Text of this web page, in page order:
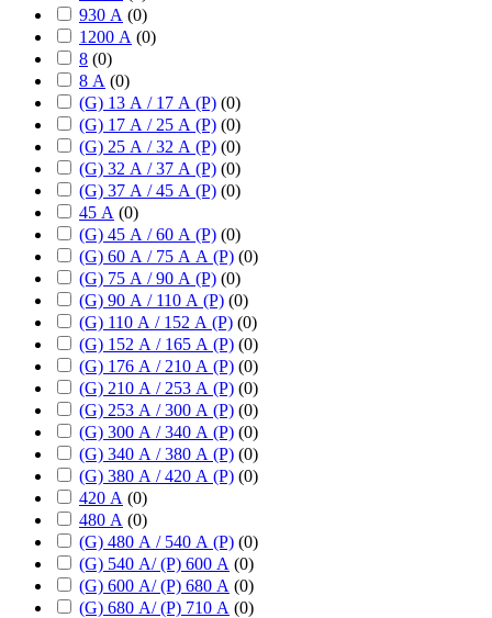
930 А (0)
1200 А (0)
8 (0)
8 А (0)
(G) 13 А / 17 А (P) (0)
(G) 17 А / 25 А (P) (0)
(G) 25 А / 32 А (P) (0)
(G) 32 А / 37 А (P) (0)
(G) 37 А / 45 А (P) (0)
45 А (0)
(G) 45 А / 60 А (P) (0)
(G) 60 А / 75 А А (P) (0)
(G) 75 А / 90 А (P) (0)
(G) 90 А / 110 А (P) (0)
(G) 110 А / 152 А (P) (0)
(G) 152 А / 165 А (P) (0)
(G) 176 А / 210 А (P) (0)
(G) 210 А / 253 А (P) (0)
(G) 253 А / 300 А (P) (0)
(G) 300 А / 340 А (P) (0)
(G) 340 А / 380 А (P) (0)
(G) 380 А / 420 А (P) (0)
420 А (0)
480 А (0)
(G) 480 А / 540 А (P) (0)
(G) 540 А/ (P) 600 А (0)
(G) 600 А/ (P) 680 А (0)
(G) 680 А/ (P) 710 А (0)